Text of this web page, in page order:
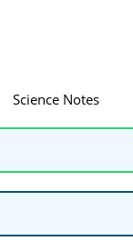
Science Notes